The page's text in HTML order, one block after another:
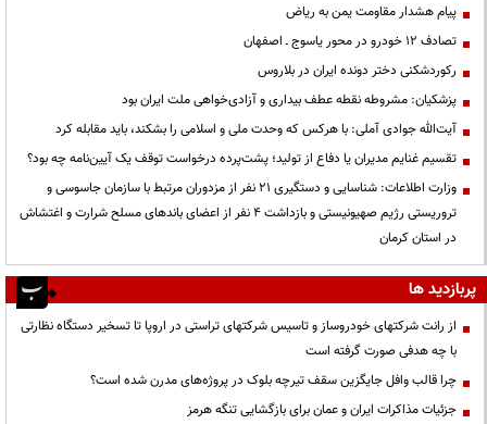
پیام هشدار مقاومت یمن به ریاض
تصادف ۱۲ خودرو در محور یاسوج ـ اصفهان
رکوردشکنی دختر دونده ایران در بلاروس
پزشکیان: مشروطه نقطه عطف بیداری و آزادی‌خواهی ملت ایران بود
آیت‌الله جوادی آملی: با هرکس که وحدت ملی و اسلامی را بشکند، باید مقابله کرد
تقسیم غنایم مدیران یا دفاع از تولید؛ پشت‌پرده درخواست توقف یک آیین‌نامه چه بود؟
وزارت اطلاعات: شناسایی و دستگیری ۲۱ نفر از مزدوران مرتبط با سازمان جاسوسی و
تروریستی رژیم صهیونیستی و بازداشت ۴ نفر از اعضای باندهای مسلح شرارت و اغتشاش
در استان کرمان
پربازدید ها
از رانت‌ شرکتهای خودروساز و تاسیس شرکتهای تراستی در اروپا تا تسخیر دستگاه نظارتی
با چه هدفی صورت گرفته است
چرا قالب وافل جایگزین سقف تیرچه بلوک در پروژه‌های مدرن شده است؟
جزئیات مذاکرات ایران و عمان برای بازگشایی تنگه هرمز